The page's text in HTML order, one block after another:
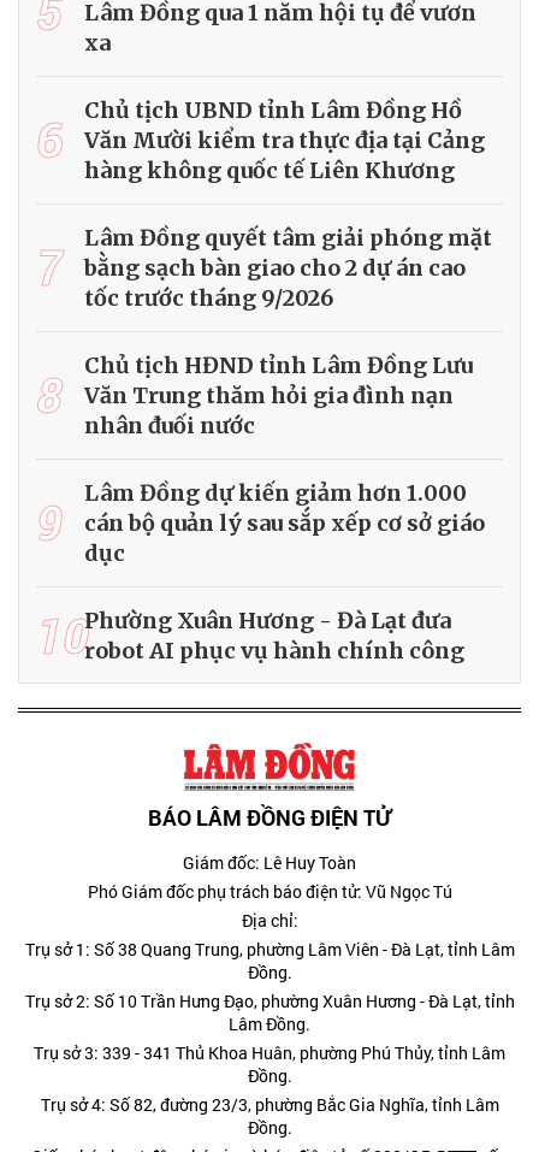
Lâm Đồng qua 1 năm hội tụ để vươn
xa
6
Chủ tịch UBND tỉnh Lâm Đồng Hồ
Văn Mười kiểm tra thực địa tại Cảng
hàng không quốc tế Liên Khương
7
Lâm Đồng quyết tâm giải phóng mặt
bằng sạch bàn giao cho 2 dự án cao
tốc trước tháng 9/2026
8
Chủ tịch HĐND tỉnh Lâm Đồng Lưu
Văn Trung thăm hỏi gia đình nạn
nhân đuối nước
9
Lâm Đồng dự kiến giảm hơn 1.000
cán bộ quản lý sau sắp xếp cơ sở giáo
dục
10Phường Xuân Hương - Đà Lạt đưa
robot AI phục vụ hành chính công
BÁO LÂM ĐỒNG ĐIỆN TỬ
Giám đốc: Lê Huy Toàn
Phó Giám đốc phụ trách báo điện tử: Vũ Ngọc Tú
Địa chỉ:
Trụ sở 1: Số 38 Quang Trung, phường Lâm Viên - Đà Lạt, tỉnh Lâm
Đồng.
Trụ sở 2: Số 10 Trần Hưng Đạo, phường Xuân Hương - Đà Lạt, tỉnh
Lâm Đồng.
Trụ sở 3: 339 - 341 Thủ Khoa Huân, phường Phú Thủy, tỉnh Lâm
Đồng.
Trụ sở 4: Số 82, đường 23/3, phường Bắc Gia Nghĩa, tỉnh Lâm
Đồng.